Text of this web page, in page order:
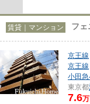
賃貸｜マンション フェ
京王線
京王線
小田
東京都
7.6